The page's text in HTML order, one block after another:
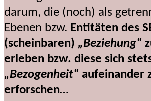
darum, die (noch) als
Ebenen bzw. Entitäten des
(scheinbaren) „Beziehung“
erleben bzw. diese sich
„Bezogenheit“ aufeinander
erforschen…